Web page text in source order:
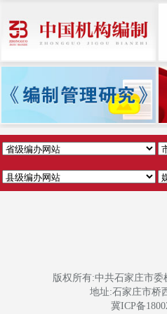
版权所有:中共石家庄市
地址:石家庄市桥
冀ICP备